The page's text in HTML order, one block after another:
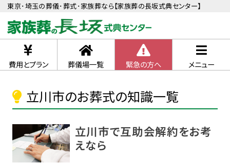
東京･埼玉の葬儀･葬式･家族葬なら【家族葬の長坂式典センター】
費用とプラン 葬儀場一覧 緊急の方へ メニュー
立川市のお葬式の知識一覧
立川市で互助会解約をお考
えなら